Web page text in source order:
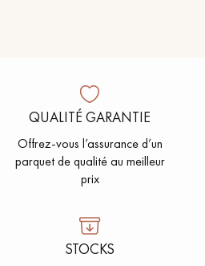
QUALITÉ GARANTIE
Offrez-vous l’assurance d’un
parquet de qualité au meilleur
prix
STOCKS